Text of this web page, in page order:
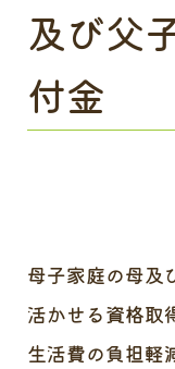
及び父
付金
母子家庭の母及
活かせる資格取
生活費の負担軽